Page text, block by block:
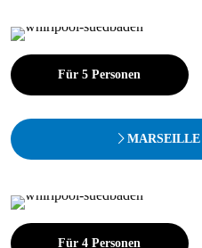
Für 5 Personen
Für 4 Personen